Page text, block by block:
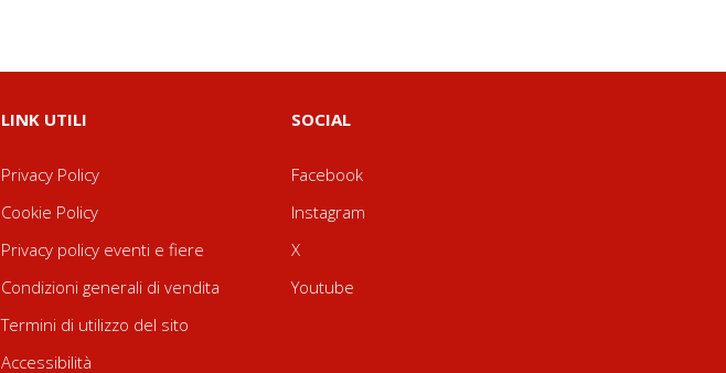
LINK UTILI
Privacy Policy
Cookie Policy
Privacy policy eventi e fiere
Condizioni generali di vendita
Termini di utilizzo del sito
Accessibilità
SOCIAL
Facebook
Instagram
X
Youtube